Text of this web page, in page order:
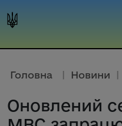
Головна | Новини |
Оновлений